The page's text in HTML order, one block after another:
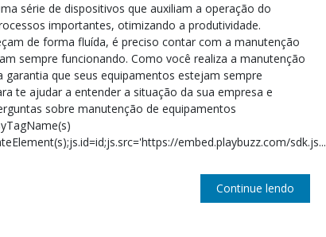
série de dispositivos que auxiliam a operação do
importantes, otimizando a produtividade.
de forma fluída, é preciso contar com a manutenção
sempre funcionando. Como você realiza a manutenção
que seus equipamentos estejam sempre
te ajudar a entender a situação da sua empresa e
sobre manutenção de equipamentos
embed.playbuzz.com/sdk.js...
Continue lendo